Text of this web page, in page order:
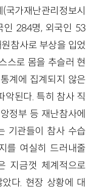
국가재난관리정보시
인 284명, 외국인 53
참사로 부상을 입었
스로 몸을 추슬러 현
계에 집계되지 않은
악된다. 특히 참사 직
정부 등 재난참사에
기관들이 참사 수습
를 여실히 드러내줄
지금껏 체계적으로
다. 현장 상황에 대